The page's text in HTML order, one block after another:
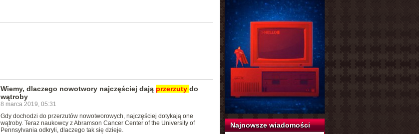
Wiemy, dlaczego nowotwory najczęściej dają przerzuty do
wątroby
8 marca 2019, 05:31
Gdy dochodzi do przerzutów nowotworowych, najczęściej dotykają one
wątroby. Teraz naukowcy z Abramson Cancer Center of the University of
Pennsylvania odkryli, dlaczego tak się dzieje.
Najnowsze wiadomości